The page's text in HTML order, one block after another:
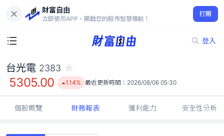
財富自由
立即使用APP，開啟您的股市智慧導航！
打開
登入
5305.00
1.14%
台光電 2383
5305.00 1.14% 最近更新時間： 2026/08/06 05:30
個股概覽 財務報表 獲利能力 安全性分析